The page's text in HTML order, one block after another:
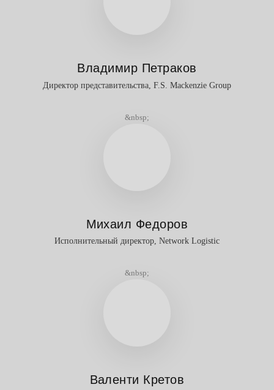
Владимир Петраков
Директор представительства, F.S. Mackenzie Group
&nbsp;
Михаил Федоров
Исполнительный директор, Network Logistic
&nbsp;
Валенти Кретов